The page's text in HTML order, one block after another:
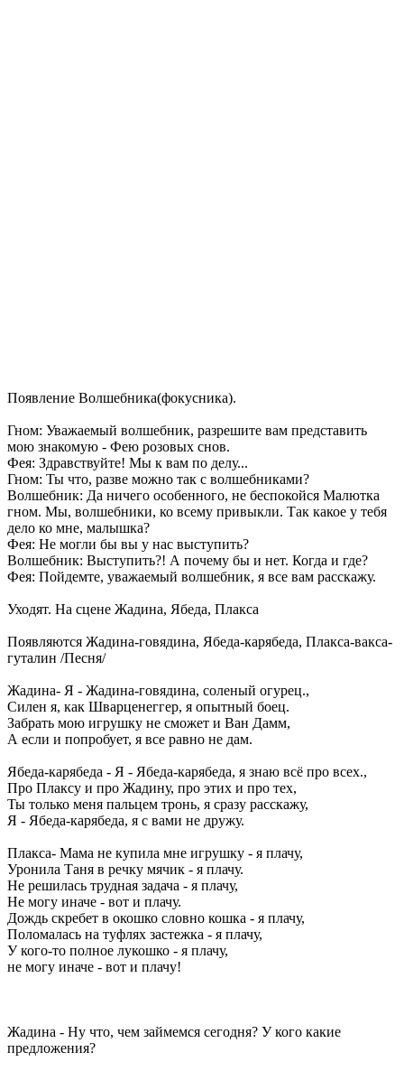
Появление Волшебника(фокусника).
Гном: Уважаемый волшебник, разрешите вам представить
мою знакомую - Фею розовых снов.
Фея: Здравствуйте! Мы к вам по делу...
Гном: Ты что, разве можно так с волшебниками?
Волшебник: Да ничего особенного, не беспокойся Малютка
гном. Мы, волшебники, ко всему привыкли. Так какое у тебя
дело ко мне, малышка?
Фея: Не могли бы вы у нас выступить?
Волшебник: Выступить?! А почему бы и нет. Когда и где?
Фея: Пойдемте, уважаемый волшебник, я все вам расскажу.
Уходят. На сцене Жадина, Ябеда, Плакса
Появляются Жадина-говядина, Ябеда-карябеда, Плакса-вакса-
гуталин /Песня/
Жадина- Я - Жадина-говядина, соленый огурец.,
Силен я, как Шварценеггер, я опытный боец.
Забрать мою игрушку не сможет и Ван Дамм,
А если и попробует, я все равно не дам.
Ябеда-карябеда - Я - Ябеда-карябеда, я знаю всё про всех.,
Про Плаксу и про Жадину, про этих и про тех,
Ты только меня пальцем тронь, я сразу расскажу,
Я - Ябеда-карябеда, я с вами не дружу.
Плакса- Мама не купила мне игрушку - я плачу,
Уронила Таня в речку мячик - я плачу.
Не решилась трудная задача - я плачу,
Не могу иначе - вот и плачу.
Дождь скребет в окошко словно кошка - я плачу,
Поломалась на туфлях застежка - я плачу,
У кого-то полное лукошко - я плачу,
не могу иначе - вот и плачу!
Жадина - Ну что, чем займемся сегодня? У кого какие
предложения?